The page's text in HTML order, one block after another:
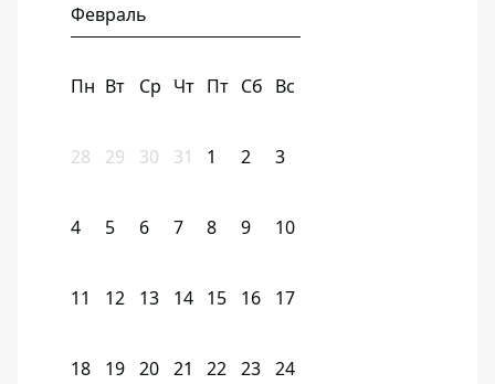
Февраль
Пн Вт Ср Чт Пт Сб Вс
28 29 30 31 1 2 3
4 5 6 7 8 9 10
11 12 13 14 15 16 17
18 19 20 21 22 23 24